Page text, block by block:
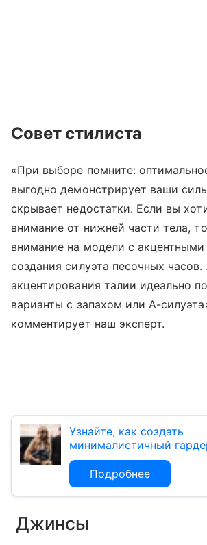
Совет стилиста
«При выборе помните:
выгодно демонстрирует ваши
скрывает недостатки. Если вы
внимание от нижней части тела,
внимание на модели с
создания силуэта песочных часов.
акцентирования талии идеально
варианты с запахом или А-
комментирует наш эксперт.
Узнайте, как создать
минималистичный
Подробнее
Джинсы